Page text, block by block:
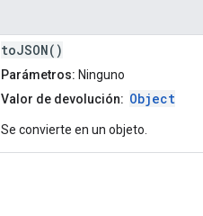
toJSON()
Parámetros: Ninguno
Valor de devolución: Object
Se convierte en un objeto.